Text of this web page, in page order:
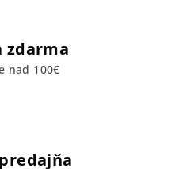
i
s
zdarma
nad 100€